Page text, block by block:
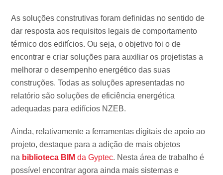
As soluções construtivas foram definidas no sentido de
dar resposta aos requisitos legais de comportamento
térmico dos edifícios. Ou seja, o objetivo foi o de
encontrar e criar soluções para auxiliar os projetistas a
melhorar o desempenho energético das suas
construções. Todas as soluções apresentadas no
relatório são soluções de eficiência energética
adequadas para edifícios NZEB.
Ainda, relativamente a ferramentas digitais de apoio ao
projeto, destaque para a adição de mais objetos
na biblioteca BIM da Gyptec. Nesta área de trabalho é
possível encontrar agora ainda mais sistemas e